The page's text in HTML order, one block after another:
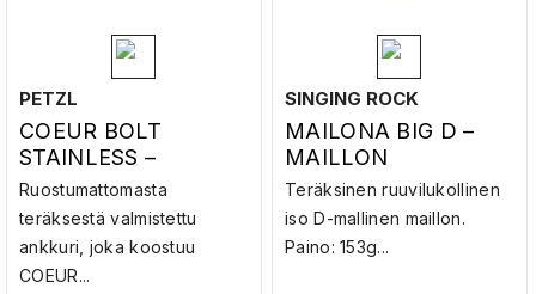
PETZL
COEUR BOLT
STAINLESS –
PORAHAAN LEHTI
PULTILLA
Ruostumattomasta
teräksestä valmistettu
ankkuri, joka koostuu
COEUR...
SINGING ROCK
MAILONA BIG D –
MAILLON
Teräksinen ruuvilukollinen
iso D-mallinen maillon.
Paino: 153g...